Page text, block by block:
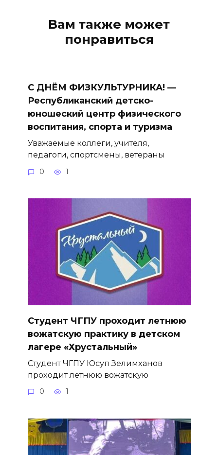
Вам также может
понравиться
С ДНЁМ ФИЗКУЛЬТУРНИКА! —
Республиканский детско-
юношеский центр физического
воспитания, спорта и туризма
Уважаемые коллеги, учителя,
педагоги, спортсмены, ветераны
0 1
Студент ЧГПУ проходит летнюю
вожатскую практику в детском
лагере «Хрустальный»
Студент ЧГПУ Юсуп Зелимханов
проходит летнюю вожатскую
0 1